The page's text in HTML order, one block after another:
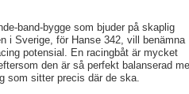
band-bygge som bjuder på skaplig
i Sverige, för Hanse 342, vill benämna
potensial. En racingbåt är mycket
den är så perfekt balanserad
som sitter precis där de ska.